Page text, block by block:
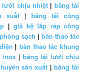
lưới chịu nhiệt| băng tải
xuất | băng tải công
|giá kệ lắp ráp công
sạch | bàn thao tác
| bàn thao tác khung
inox |băng tải lưới chịu
sản xuất |băng tải